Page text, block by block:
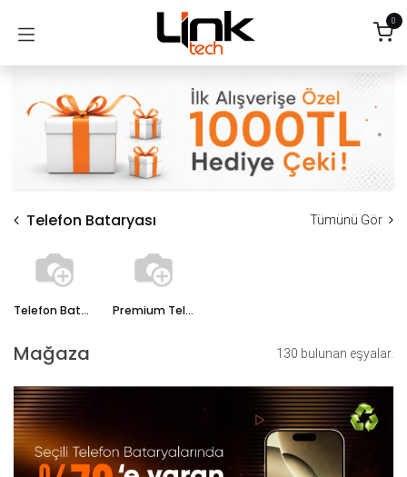
0
Telefon Bataryası Tümünü Gör
Telefon Bataryası Premium Telefon Bataryası
Mağaza 130 bulunan eşyalar.